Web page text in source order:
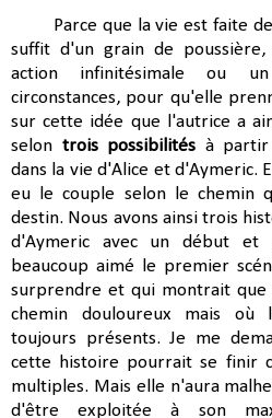
Parce que la vie est faite
suffit d'un grain de
action infinitésimale ou
circonstances, pour qu'elle
sur cette idée que l'autrice a
selon trois possibilités à partir
dans la vie d'Alice et d'Aymeric.
eu le couple selon le chemin
destin. Nous avons ainsi trois
d'Aymeric avec un début et
beaucoup aimé le premier
surprendre et qui montrait
chemin douloureux mais
toujours présents. Je me
cette histoire pourrait se finir
multiples. Mais elle n'aura
d'être exploitée à son